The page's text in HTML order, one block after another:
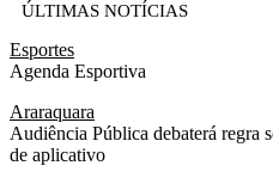
ÚLTIMAS NOTÍCIAS
Esportes
Agenda Esportiva
Araraquara
Audiência Pública debaterá regra
de aplicativo